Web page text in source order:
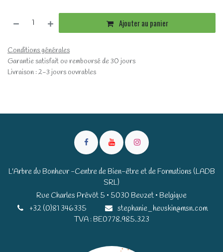
Ajouter au panier
Conditions générales
Garantie satisfait ou remboursé de 30 jours
Livraison : 2-3 jours ouvrables
L'Arbre du Bonheur -Centre de Bien-être et de Formations (LADB
SRL)
Rue Charles Prévôt 5 • 5030 Beuzet • Belgique​​
+32 (0)81 346335
stephanie_heuskin@msn.com
TVA : BE0778.985.323